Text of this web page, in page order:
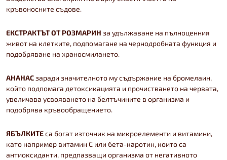
кръвоносните съдове.
ЕКСТРАКТЪТ ОТ РОЗМАРИН за удължаване на пълноценния
живот на клетките, подпомагане на чернодробната функция и
подобряване на храносмилането.
АНАНАСзаради значителното му съдържание на бромелаин,
който подпомага детоксикацията и прочистването на червата,
увеличава усвояването на белтъчините в организма и
подобрява кръвообращението.
ЯБЪЛКИТЕса богат източник на микроелементи и витамини,
като например витамин С или бета-каротин, които са
антиоксиданти, предпазващи организма от негативното